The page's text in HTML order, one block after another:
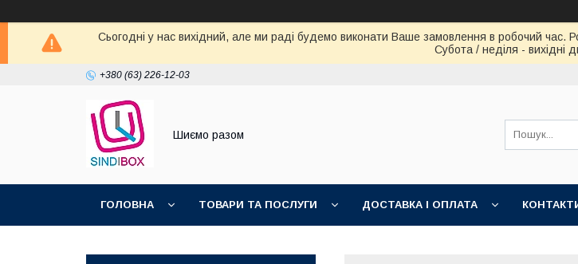
Сьогодні у нас вихідний, але ми раді будемо виконати Ваше замовлення в робочий час.
Субота / неділя - вихідні
+380 (63) 226-12-03
Шиємо разом
ГОЛОВНА ТОВАРИ ТА ПОСЛУГИ ДОСТАВКА І ОПЛАТА